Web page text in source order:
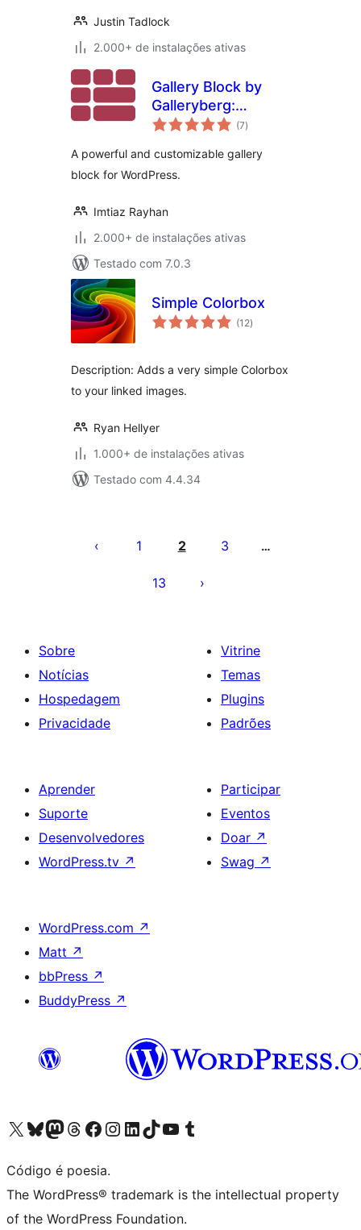
Justin Tadlock
2.000+ de instalações ativas
Gallery Block by
Galleryberg:
Lightbox with Tiles,
Justified Layouts
(7total
de
)
A powerful and customizable gallery
block for WordPress.
Imtiaz Rayhan
2.000+ de instalações ativas
Testado com 7.0.3
Simple Colorbox
(12total
de
)
Description: Adds a very simple Colorbox
to your linked images.
Ryan Hellyer
1.000+ de instalações ativas
Testado com 4.4.34
1 2 3 …
13
Sobre
Notícias
Hospedagem
Privacidade
Vitrine
Temas
Plugins
Padrões
Aprender
Suporte
Desenvolvedores
WordPress.tv ↗
Participar
Eventos
Doar ↗
Swag ↗
WordPress.com ↗
Matt ↗
bbPress ↗
BuddyPress ↗
Acessar nossa conta do X (antigo Twitter)
Acessar nossa conta do Bluesky
Acessar nossa conta do Mastodon
Acessar nossa conta do Threads
Acessar nossa página do Facebook
Acessar nossa conta do Instagram
Acessar nossa conta do LinkedIn
Acessar nossa conta do TikTok
Acessar nosso canal do YouTube
Acessar nossa conta no Tumblr
Código é poesia.
The WordPress® trademark is the intellectual property
of the WordPress Foundation.